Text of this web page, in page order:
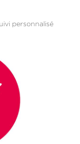
personnalisé